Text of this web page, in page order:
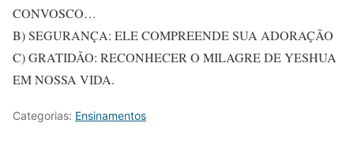
CONVOSCO…
B) SEGURANÇA: ELE COMPREENDE SUA ADORAÇÃO
C) GRATIDÃO: RECONHECER O MILAGRE DE YESHUA
EM NOSSA VIDA.
Categorias: Ensinamentos